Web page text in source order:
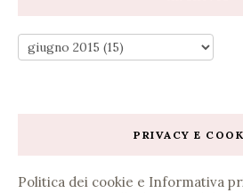
PRIVACY E
Politica dei cookie e Informativa